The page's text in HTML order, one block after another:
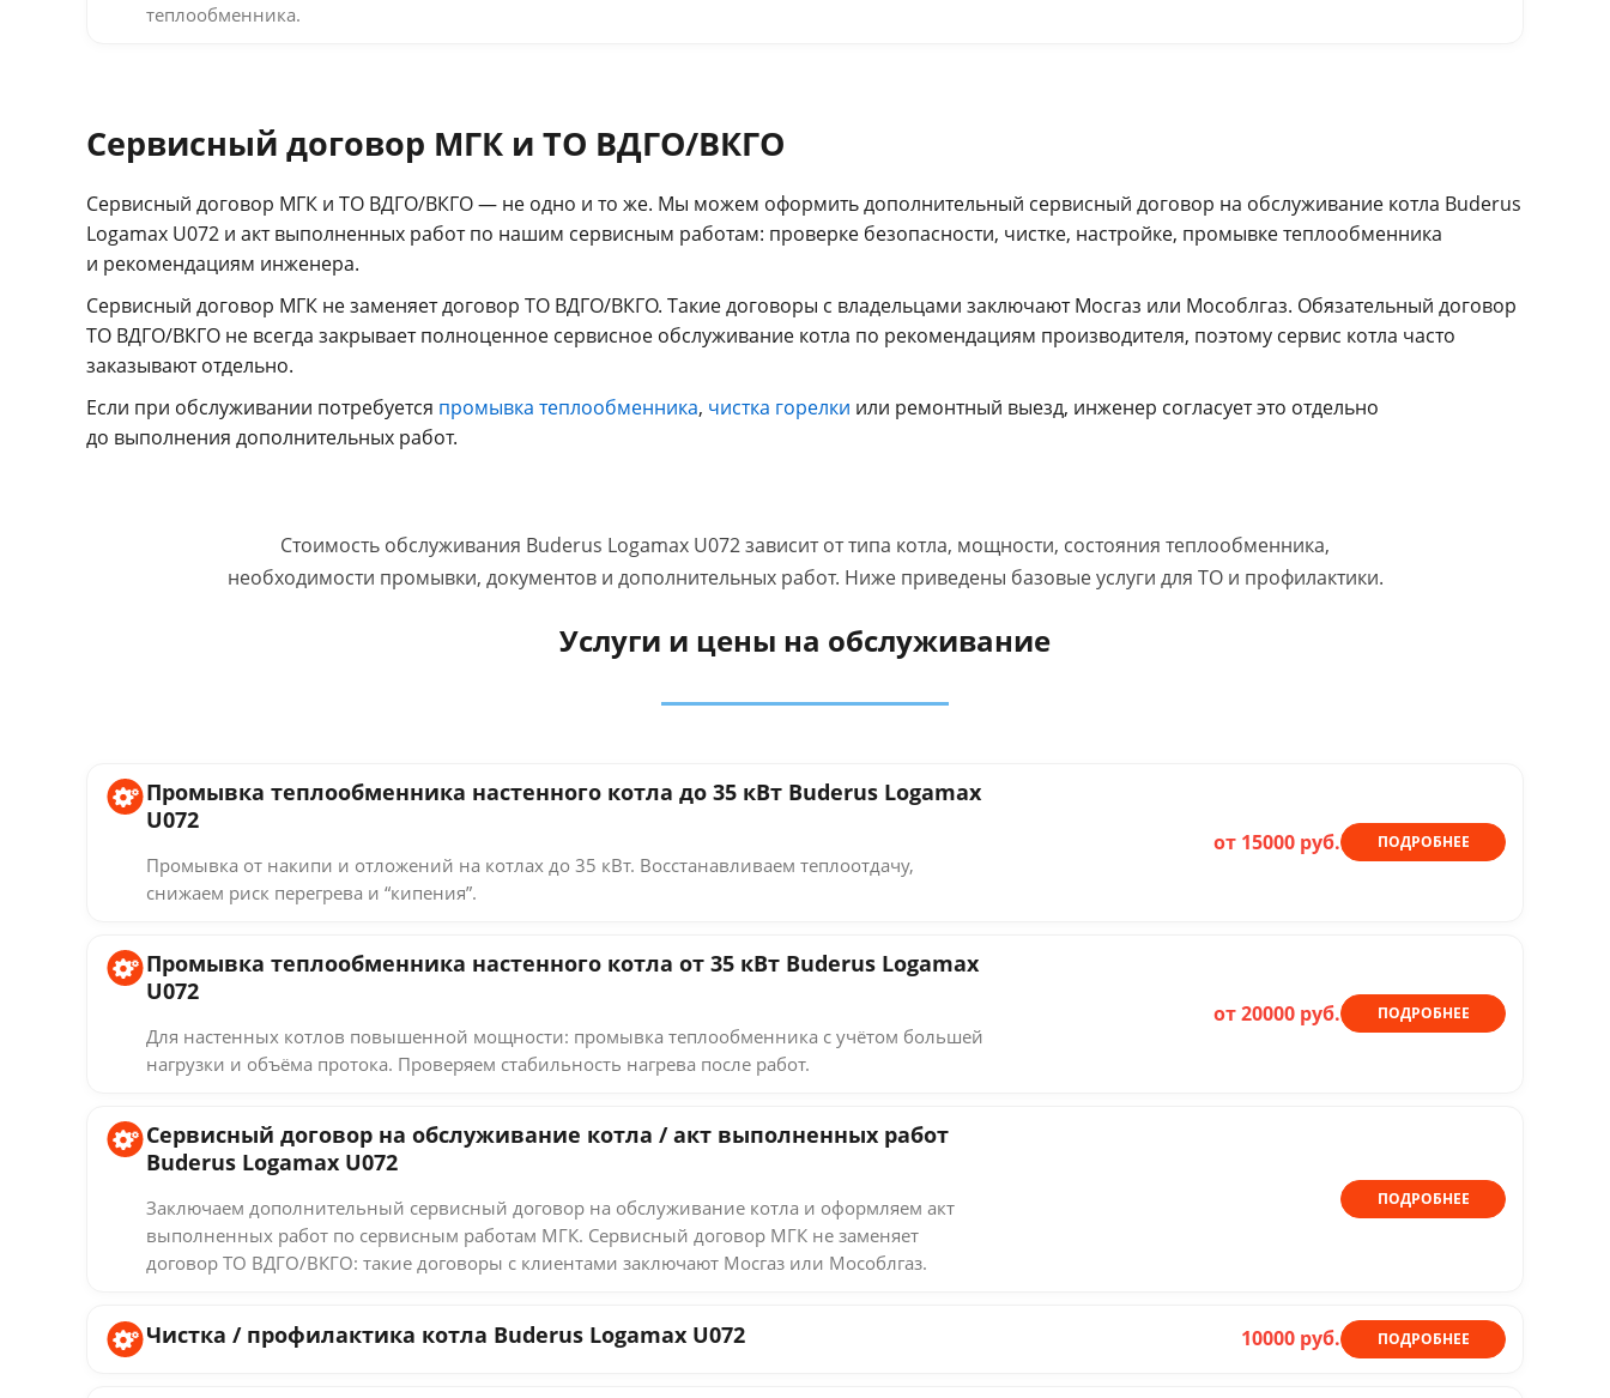
теплообменника.
Сервисный договор МГК и ТО ВДГО/ВКГО
Сервисный договор МГК и ТО ВДГО/ВКГО — не одно и то же. Мы можем оформить дополнительный сервисный договор на обслуживание котла Buderus
Logamax U072 и акт выполненных работ по нашим сервисным работам: проверке безопасности, чистке, настройке, промывке теплообменника
и рекомендациям инженера.
Сервисный договор МГК не заменяет договор ТО ВДГО/ВКГО. Такие договоры с владельцами заключают Мосгаз или Мособлгаз. Обязательный договор
ТО ВДГО/ВКГО не всегда закрывает полноценное сервисное обслуживание котла по рекомендациям производителя, поэтому сервис котла часто
заказывают отдельно.
Если при обслуживании потребуется промывка теплообменника, чистка горелки или ремонтный выезд, инженер согласует это отдельно
до выполнения дополнительных работ.
Стоимость обслуживания Buderus Logamax U072 зависит от типа котла, мощности, состояния теплообменника,
необходимости промывки, документов и дополнительных работ. Ниже приведены базовые услуги для ТО и профилактики.
Услуги и цены на обслуживание
Промывка теплообменника настенного котла до 35 кВт Buderus Logamax
U072
Промывка от накипи и отложений на котлах до 35 кВт. Восстанавливаем теплоотдачу,
снижаем риск перегрева и “кипения”.
от 15000 руб. ПОДРОБНЕЕ
Промывка теплообменника настенного котла от 35 кВт Buderus Logamax
U072
Для настенных котлов повышенной мощности: промывка теплообменника с учётом большей
нагрузки и объёма протока. Проверяем стабильность нагрева после работ.
от 20000 руб. ПОДРОБНЕЕ
Сервисный договор на обслуживание котла / акт выполненных работ
Buderus Logamax U072
Заключаем дополнительный сервисный договор на обслуживание котла и оформляем акт
выполненных работ по сервисным работам МГК. Сервисный договор МГК не заменяет
договор ТО ВДГО/ВКГО: такие договоры с клиентами заключают Мосгаз или Мособлгаз.
ПОДРОБНЕЕ
Чистка / профилактика котла Buderus Logamax U072 10000 руб. ПОДРОБНЕЕ